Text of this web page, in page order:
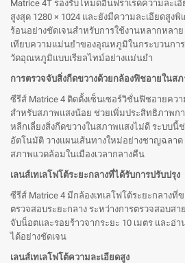
Matrice 4T รองรับโหมดอินฟราเรดความละเ
สูงสุด 1280 × 1024 และยังมีความละเอียดสูง
ร้อนอย่างชัดเจนสำหรับการใช้งานหลากหลา
เทียบความแม่นยำของอุณหภูมิในกระบวนการ
วัดอุณหภูมิแบบเรียลไทม์อย่างแม่นยำ
การตรวจจับสิ่งกีดขวางด้วยกล้องฟิชอายในส
ซีรีส์ Matrice 4 ติดตั้งเซ็นเซอร์วิชั่นฟิชอายคว
สำหรับสภาพแสงน้อย ช่วยเพิ่มประสิทธิภาพก
หลีกเลี่ยงสิ่งกีดขวางในสภาพแสงไม่ดี ระบบนี้
อัตโนมัติ วางแผนเส้นทางใหม่อย่างชาญฉลา
สภาพแวดล้อมในเมืองเวลากลางคืน
เลนส์เทเลโฟโต้ระยะกลางที่ได้รับการปรับปรุง
ซีรีส์ Matrice 4 มีกล้องเทเลโฟโต้ระยะกลาง
ตรวจสอบระยะกลาง ระหว่างการตรวจสอบส
จับน็อตและรอยร้าวจากระยะ 10 เมตร และอ่
ได้อย่างชัดเจน
เลนส์เทเลโฟโต้ความละเอียดสูง